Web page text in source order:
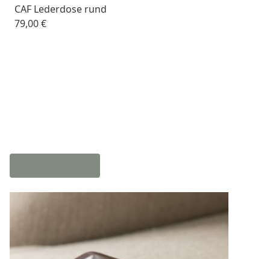
CAF Lederdose rund
79,00 €